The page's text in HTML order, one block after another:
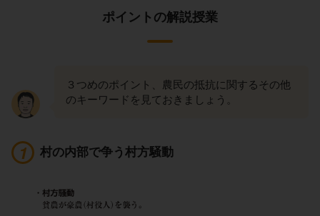
ポイントの解説授業
３つめのポイント、農民の抵抗に関するその他
のキーワードを見ておきましょう。
村の内部で争う村方騒動